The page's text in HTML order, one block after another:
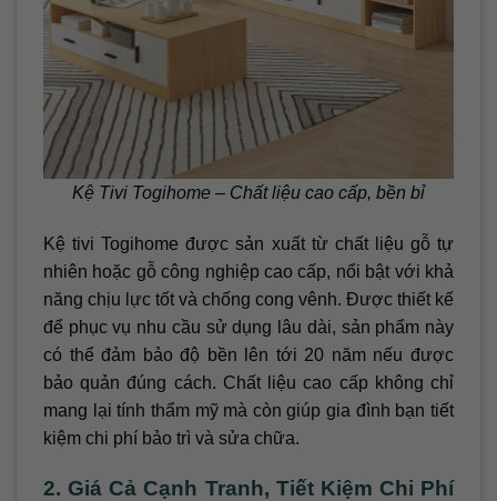
Kệ Tivi Togihome – Chất liệu cao cấp, bền bỉ
Kệ tivi Togihome được sản xuất từ chất liệu gỗ tự
nhiên hoặc gỗ công nghiệp cao cấp, nổi bật với khả
năng chịu lực tốt và chống cong vênh. Được thiết kế
để phục vụ nhu cầu sử dụng lâu dài, sản phẩm này
có thể đảm bảo độ bền lên tới 20 năm nếu được
bảo quản đúng cách. Chất liệu cao cấp không chỉ
mang lại tính thẩm mỹ mà còn giúp gia đình bạn tiết
kiệm chi phí bảo trì và sửa chữa.
2. Giá Cả Cạnh Tranh, Tiết Kiệm Chi Phí